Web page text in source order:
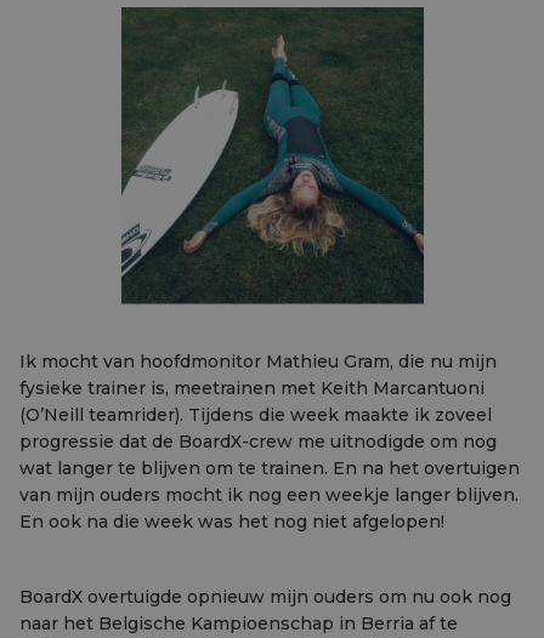
Ik mocht van hoofdmonitor Mathieu Gram, die nu mijn
fysieke trainer is, meetrainen met Keith Marcantuoni
(O’Neill teamrider). Tijdens die week maakte ik zoveel
progressie dat de BoardX-crew me uitnodigde om nog
wat langer te blijven om te trainen. En na het overtuigen
van mijn ouders mocht ik nog een weekje langer blijven.
En ook na die week was het nog niet afgelopen!
BoardX overtuigde opnieuw mijn ouders om nu ook nog
naar het Belgische Kampioenschap in Berria af te